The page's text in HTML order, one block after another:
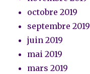
octobre 2019
septembre 2019
juin 2019
mai 2019
mars 2019